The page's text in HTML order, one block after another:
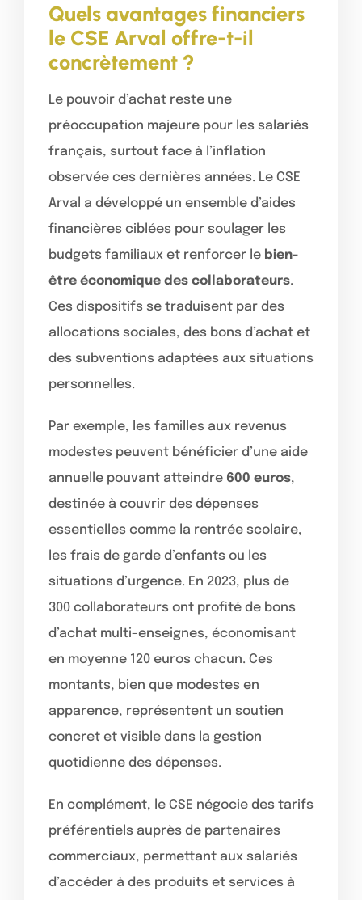
Quels avantages financiers
le CSE Arval offre-t-il
concrètement ?
Le pouvoir d’achat reste une
préoccupation majeure pour les salariés
français, surtout face à l’inflation
observée ces dernières années. Le CSE
Arval a développé un ensemble d’aides
financières ciblées pour soulager les
budgets familiaux et renforcer le bien-
être économique des collaborateurs.
Ces dispositifs se traduisent par des
allocations sociales, des bons d’achat et
des subventions adaptées aux situations
personnelles.
Par exemple, les familles aux revenus
modestes peuvent bénéficier d’une aide
annuelle pouvant atteindre 600 euros,
destinée à couvrir des dépenses
essentielles comme la rentrée scolaire,
les frais de garde d’enfants ou les
situations d’urgence. En 2023, plus de
300 collaborateurs ont profité de bons
d’achat multi-enseignes, économisant
en moyenne 120 euros chacun. Ces
montants, bien que modestes en
apparence, représentent un soutien
concret et visible dans la gestion
quotidienne des dépenses.
En complément, le CSE négocie des tarifs
préférentiels auprès de partenaires
commerciaux, permettant aux salariés
d’accéder à des produits et services à